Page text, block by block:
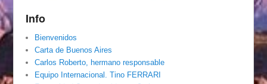
Info
Bienvenidos
Carta de Buenos Aires
Carlos Roberto, hermano responsable
Equipo Internacional. Tino FERRARI